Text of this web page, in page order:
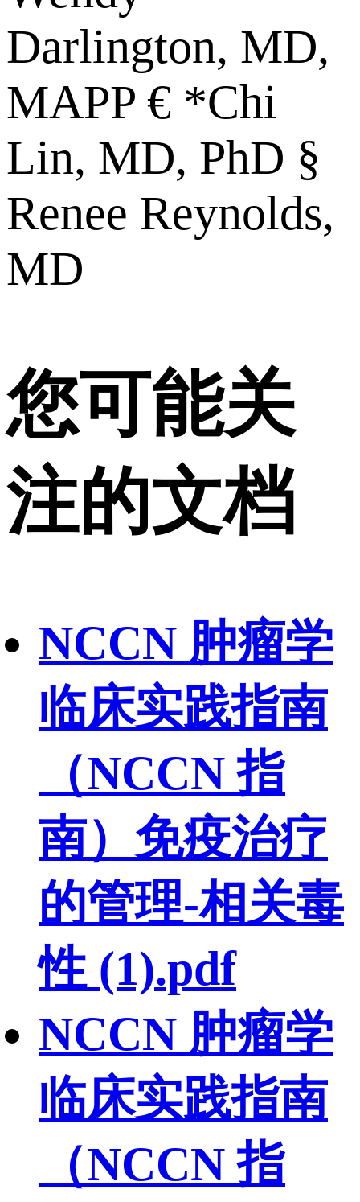
Darlington, MD,
MAPP € *Chi
Lin, MD, PhD §
Renee Reynolds,
MD
您可能关
注的文档
NCCN 肿瘤学
临床实践指南
（NCCN 指
南）免疫治疗
的管理-相关毒
性 (1).pdf
NCCN 肿瘤学
临床实践指南
（NCCN 指